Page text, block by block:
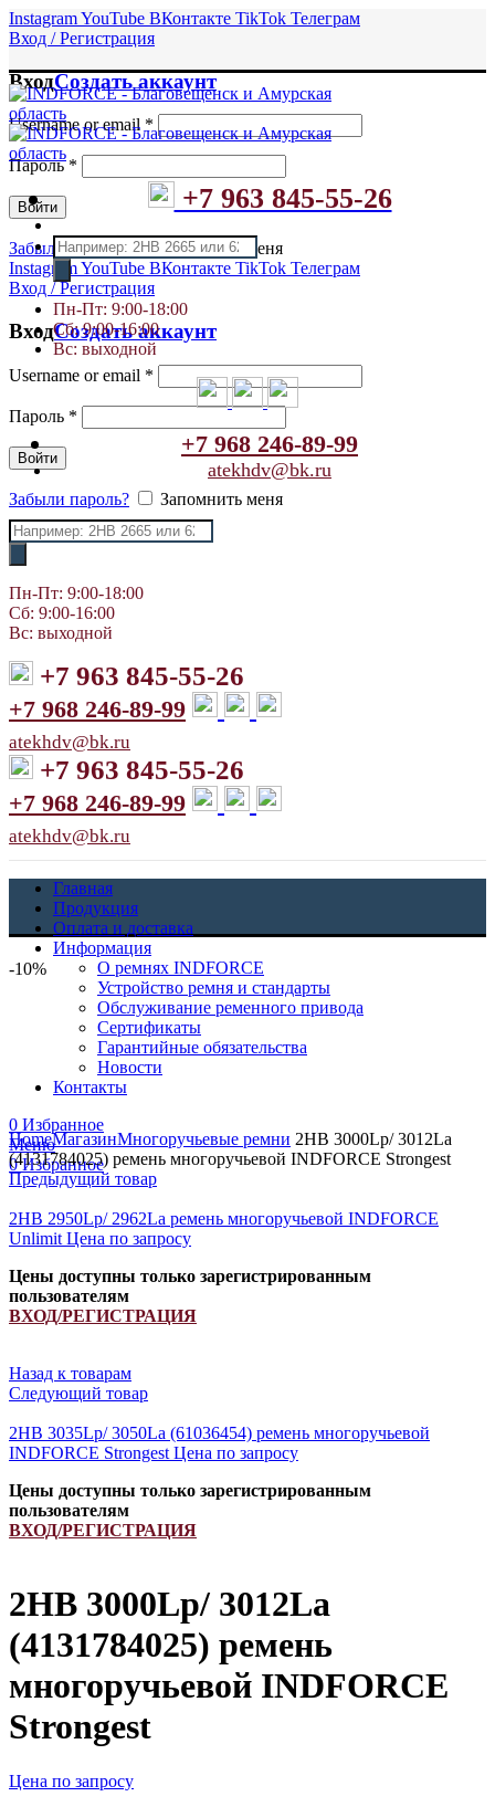
InstagramYouTube ВКонтакте TikTok Телеграм
Вход / Регистрация
ВходСоздать аккаунт
Username or email *
Пароль*
Войти
Забыли пароль?
Запомнить меня
InstagramYouTube ВКонтакте TikTok Телеграм
Вход / Регистрация
ВходСоздать аккаунт
Username or email *
Пароль *
Войти
Забыли пароль? Запомнить меня
+7 963 845-55-26
Поиск
товаров
Пн-Пт: 9:00-18:00
Сб: 9:00-16:00
Вс: выходной
+7 968 246-89-99
atekhdv@bk.ru
Поиск
товаров
Пн-Пт: 9:00-18:00
Сб: 9:00-16:00
Вс: выходной
+7 963 845-55-26
+7 968 246-89-99
atekhdv@bk.ru
+7 963 845-55-26
+7 968 246-89-99
atekhdv@bk.ru
Главная
Продукция
Оплата и доставка
Информация
О ремнях INDFORCE
Устройство ремня и стандарты
Обслуживание ременного привода
Сертификаты
Гарантийные обязательства
Новости
Контакты
0 Избранное
Меню
0Избранное
-10%
Увеличить
HomeМагазинМногоручьевые ремни 2HB 3000Lp/ 3012La
(4131784025) ремень многоручьевой INDFORCE Strongest
Предыдущий товар
2HB 2950Lp/ 2962La ремень многоручьевой INDFORCE
Unlimit Цена по запросу
Цены доступны только зарегистрированным
пользователям
ВХОД/РЕГИСТРАЦИЯ
Назад к товарам
Следующий товар
2HB 3035Lp/ 3050La (61036454) ремень многоручьевой
INDFORCE Strongest Цена по запросу
Цены доступны только зарегистрированным
пользователям
ВХОД/РЕГИСТРАЦИЯ
2HB 3000Lp/ 3012La
(4131784025) ремень
многоручьевой INDFORCE
Strongest
Цена по запросу